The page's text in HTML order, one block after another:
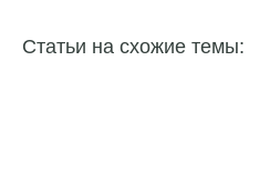
Статьи на схожие темы: